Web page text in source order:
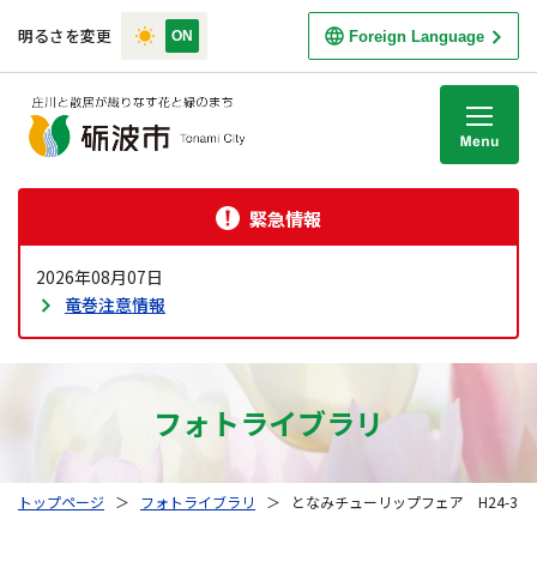
明るさを変更 Foreign Language
緊急情報
2026年08月07日
竜巻注意情報
フォトライブラリ
トップページ ＞ フォトライブラリ ＞ となみチューリップフェア H24-3.